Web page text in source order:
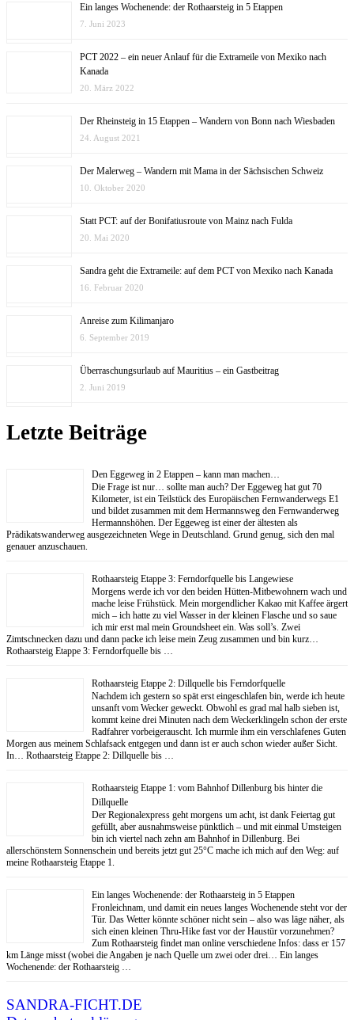
Ein langes Wochenende: der Rothaarsteig in 5 Etappen
7. Juni 2023
PCT 2022 – ein neuer Anlauf für die Extrameile von Mexiko nach
Kanada
20. März 2022
Der Rheinsteig in 15 Etappen – Wandern von Bonn nach Wiesbaden
24. August 2021
Der Malerweg – Wandern mit Mama in der Sächsischen Schweiz
10. Oktober 2020
Statt PCT: auf der Bonifatiusroute von Mainz nach Fulda
20. Mai 2020
Sandra geht die Extrameile: auf dem PCT von Mexiko nach Kanada
16. Februar 2020
Anreise zum Kilimanjaro
6. September 2019
Überraschungsurlaub auf Mauritius – ein Gastbeitrag
2. Juni 2019
Letzte Beiträge
Den Eggeweg in 2 Etappen – kann man machen…
Die Frage ist nur… sollte man auch? Der Eggeweg hat gut 70
Kilometer, ist ein Teilstück des Europäischen Fernwanderwegs E1
und bildet zusammen mit dem Hermannsweg den Fernwanderweg
Hermannshöhen. Der Eggeweg ist einer der ältesten als
Prädikatswanderweg ausgezeichneten Wege in Deutschland. Grund genug, sich den mal
genauer anzuschauen.
Rothaarsteig Etappe 3: Ferndorfquelle bis Langewiese
Morgens werde ich vor den beiden Hütten-Mitbewohnern wach und
mache leise Frühstück. Mein morgendlicher Kakao mit Kaffee ärgert
mich – ich hatte zu viel Wasser in der kleinen Flasche und so saue
ich mir erst mal mein Groundsheet ein. Was soll’s. Zwei
Zimtschnecken dazu und dann packe ich leise mein Zeug zusammen und bin kurz…
Rothaarsteig Etappe 3: Ferndorfquelle bis …
Rothaarsteig Etappe 2: Dillquelle bis Ferndorfquelle
Nachdem ich gestern so spät erst eingeschlafen bin, werde ich heute
unsanft vom Wecker geweckt. Obwohl es grad mal halb sieben ist,
kommt keine drei Minuten nach dem Weckerklingeln schon der erste
Radfahrer vorbeigerauscht. Ich murmle ihm ein verschlafenes Guten
Morgen aus meinem Schlafsack entgegen und dann ist er auch schon wieder außer Sicht.
In… Rothaarsteig Etappe 2: Dillquelle bis …
Rothaarsteig Etappe 1: vom Bahnhof Dillenburg bis hinter die
Dillquelle
Der Regionalexpress geht morgens um acht, ist dank Feiertag gut
gefüllt, aber ausnahmsweise pünktlich – und mit einmal Umsteigen
bin ich viertel nach zehn am Bahnhof in Dillenburg. Bei
allerschönstem Sonnenschein und bereits jetzt gut 25°C mache ich mich auf den Weg: auf
meine Rothaarsteig Etappe 1.
Ein langes Wochenende: der Rothaarsteig in 5 Etappen
Fronleichnam, und damit ein neues langes Wochenende steht vor der
Tür. Das Wetter könnte schöner nicht sein – also was läge näher, als
sich einen kleinen Thru-Hike fast vor der Haustür vorzunehmen?
Zum Rothaarsteig findet man online verschiedene Infos: dass er 157
km Länge misst (wobei die Angaben je nach Quelle um zwei oder drei… Ein langes
Wochenende: der Rothaarsteig …
SANDRA-FICHT.DE